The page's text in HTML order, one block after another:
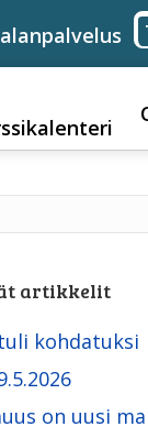
artikkelit
kohdatuksi
on uusi